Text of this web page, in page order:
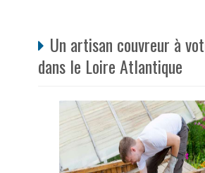
Un artisan couvreur à
dans le Loire Atlantique